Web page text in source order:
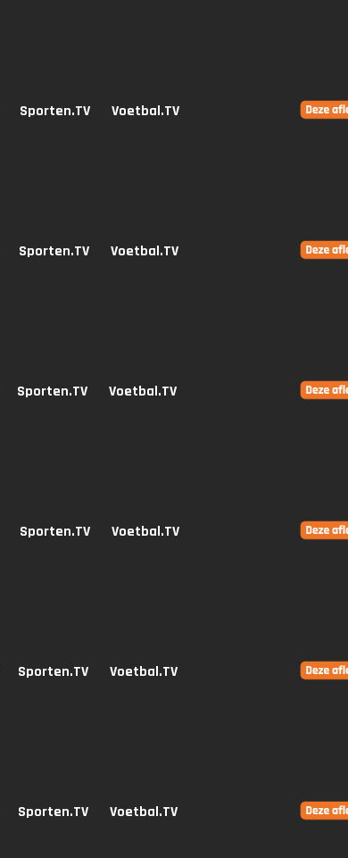
Sporten.TV Voetbal.TV
Sporten.TV Voetbal.TV
Sporten.TV Voetbal.TV
Sporten.TV Voetbal.TV
Sporten.TV Voetbal.TV
Sporten.TV Voetbal.TV